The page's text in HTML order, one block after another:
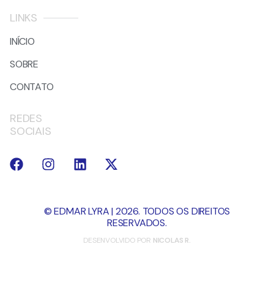
LINKS
INÍCIO
SOBRE
CONTATO
REDES
SOCIAIS
© EDMAR LYRA | 2026. TODOS OS DIREITOS
RESERVADOS.
DESENVOLVIDO POR NICOLAS R.